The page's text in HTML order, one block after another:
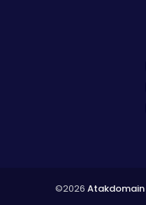
©2026 Atakdomain